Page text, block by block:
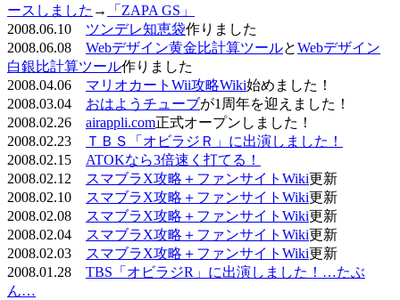
ースしました →
「ZAPA GS」
2008.06.10 ツンデレ知恵袋作りました
2008.06.08 Webデザイン黄金比計算ツールとWebデザイン
白銀比計算ツール作りました
2008.04.06 マリオカートWii攻略Wiki始めました！
2008.03.04 おはようチューブが1周年を迎えました！
2008.02.26 airappli.com正式オープンしました！
2008.02.23
ＴＢＳ「オビラジＲ」に出演しました！
2008.02.15 ATOKなら3倍速く打てる！
2008.02.12
スマブラX攻略＋ファンサイトWiki更新
2008.02.10
スマブラX攻略＋ファンサイトWiki更新
2008.02.08
スマブラX攻略＋ファンサイトWiki更新
2008.02.04
スマブラX攻略＋ファンサイトWiki更新
2008.02.03
スマブラX攻略＋ファンサイトWiki更新
2008.01.28 TBS「オビラジR」に出演しました！…たぶ
ん…